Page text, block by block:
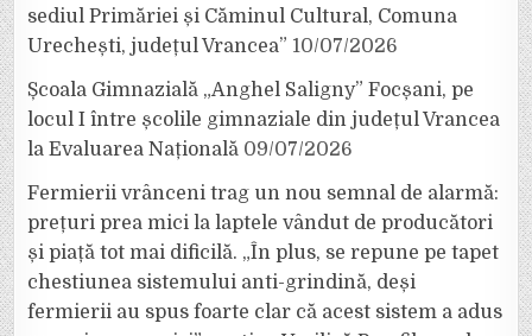
sediul Primăriei și Căminul Cultural, Comuna
Urechești, județul Vrancea” 10/07/2026
Școala Gimnazială „Anghel Saligny” Focșani, pe
locul I între școlile gimnaziale din județul Vrancea
la Evaluarea Națională 09/07/2026
Fermierii vrânceni trag un nou semnal de alarmă:
prețuri prea mici la laptele vândut de producători
și piață tot mai dificilă. „În plus, se repune pe tapet
chestiunea sistemului anti-grindină, deși
fermierii au spus foarte clar că acest sistem a adus